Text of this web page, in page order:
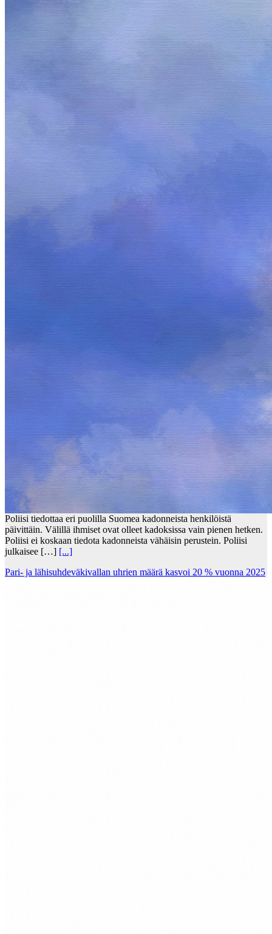
Poliisi tiedottaa eri puolilla Suomea kadonneista henkilöistä
päivittäin. Välillä ihmiset ovat olleet kadoksissa vain pienen hetken.
Poliisi ei koskaan tiedota kadonneista vähäisin perustein. Poliisi
julkaisee […] [...]
Pari- ja lähisuhdeväkivallan uhrien määrä kasvoi 20 % vuonna 2025